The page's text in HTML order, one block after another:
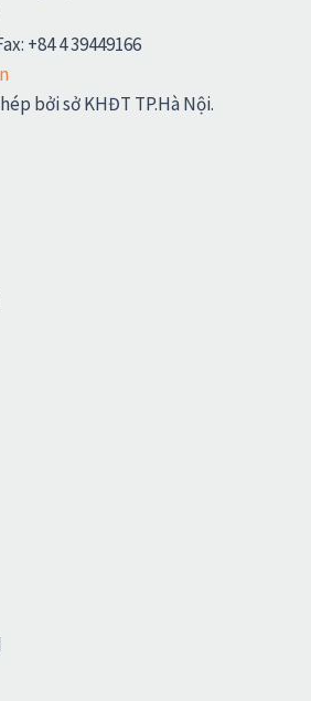
+84 4 39449166
bởi sở KHĐT TP.Hà Nội.